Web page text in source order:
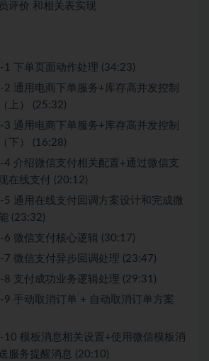
评价 和相关表实现
1 下单页面动作处理 (34:23)
2 通用电商下单服务+库存高并发控制
上） (25:32)
3 通用电商下单服务+库存高并发控制
下） (16:28)
4 介绍微信支付相关配置+通过微信支
在线支付 (20:12)
5 通用在线支付回调方案设计和完成微
(23:32)
6 微信支付核心逻辑 (30:17)
7 微信支付异步回调处理 (23:47)
8 支付成功业务逻辑处理 (29:31)
9 手动取消订单 + 自动取消订单方案
10 模板消息相关设置+使用微信模板消
服务提醒消息 (20:10)